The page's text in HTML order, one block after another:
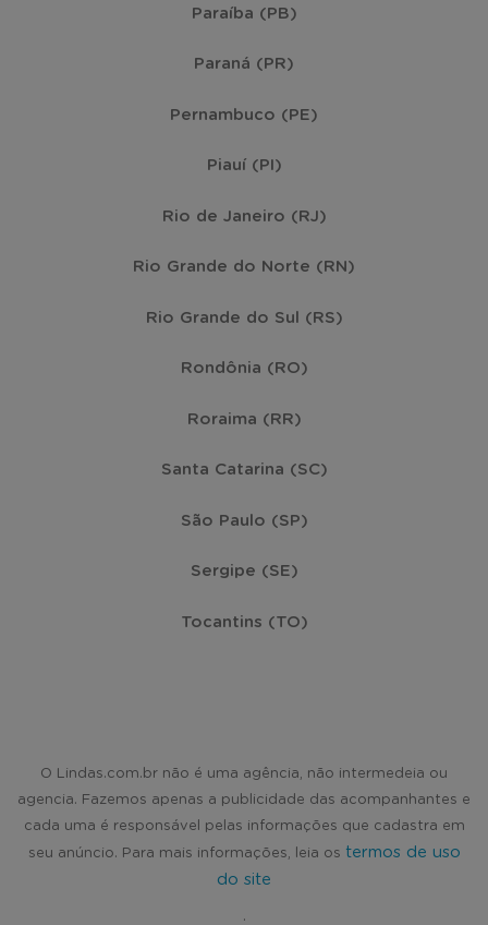
Paraíba (PB)
Paraná (PR)
Pernambuco (PE)
Piauí (PI)
Rio de Janeiro (RJ)
Rio Grande do Norte (RN)
Rio Grande do Sul (RS)
Rondônia (RO)
Roraima (RR)
Santa Catarina (SC)
São Paulo (SP)
Sergipe (SE)
Tocantins (TO)
O Lindas.com.br não é uma agência, não intermedeia ou
agencia. Fazemos apenas a publicidade das acompanhantes e
cada uma é responsável pelas informações que cadastra em
seu anúncio. Para mais informações, leia os termos de uso
do site
.